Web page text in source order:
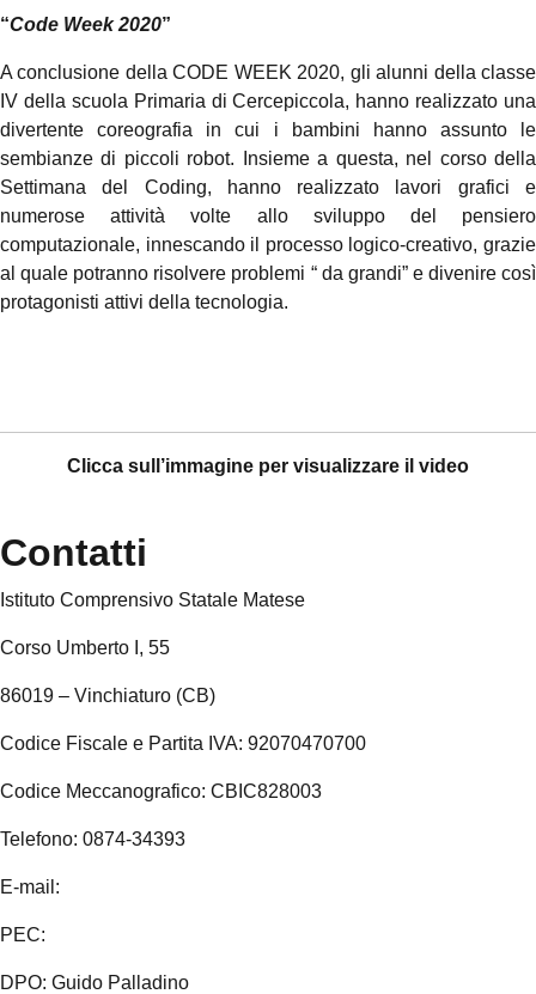
“Code Week 2020”
A conclusione della CODE WEEK 2020, gli alunni della classe
IV della scuola Primaria di Cercepiccola, hanno realizzato una
divertente coreografia in cui i bambini hanno assunto le
sembianze di piccoli robot. Insieme a questa, nel corso della
Settimana del Coding, hanno realizzato lavori grafici e
numerose attività volte allo sviluppo del pensiero
computazionale, innescando il processo logico-creativo, grazie
al quale potranno risolvere problemi “ da grandi” e divenire così
protagonisti attivi della tecnologia.
Clicca sull’immagine per visualizzare il video
Contatti
Istituto Comprensivo Statale Matese
Corso Umberto I, 55
86019 – Vinchiaturo (CB)
Codice Fiscale e Partita IVA: 92070470700
Codice Meccanografico: CBIC828003
Telefono: 0874-34393
E-mail:
PEC:
DPO: Guido Palladino